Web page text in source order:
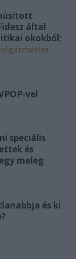
által
okokból:
vel
speciális
és
meleg
és ki